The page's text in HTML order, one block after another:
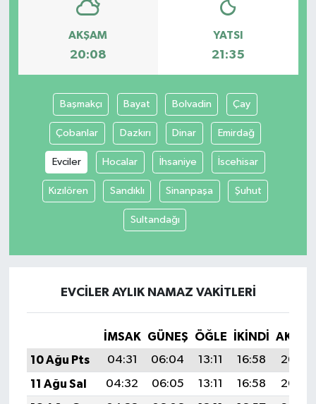
AKŞAM
20:08
YATSI
21:35
Başmakçı Bayat Bolvadin Çay
Çobanlar Dazkırı Dinar Emirdağ
Evciler Hocalar İhsaniye İscehisar
Kızılören Sandıklı Sinanpaşa Şuhut
Sultandağı
EVCILER AYLIK NAMAZ VAKITLERI
İMSAK GÜNEŞ ÖĞLE İKINDI
10 Ağu Pts
04:31 06:04 13:11 16:58
20:08
11 Ağu Sal
04:32 06:05 13:11 16:58
20:07
YAYLADERE